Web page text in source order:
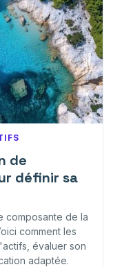
de
définir sa
composante de la
comment les
évaluer son
adaptée.